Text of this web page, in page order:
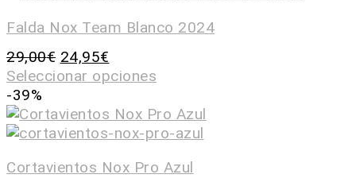
Falda Nox Team Blanco 2024
29,00€ 24,95€
Seleccionar opciones
-39%
Cortavientos Nox Pro Azul